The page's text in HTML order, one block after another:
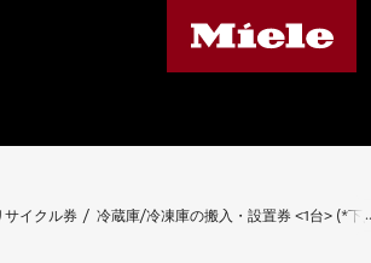
サイクル券 冷蔵庫/冷凍庫の搬入・設置券 <1台> (*下